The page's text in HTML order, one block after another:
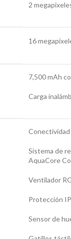
2
16
7,500 mAh
Carga
Conectividad
Sistema de
AquaCore
Ventilador
Protección
Sensor de